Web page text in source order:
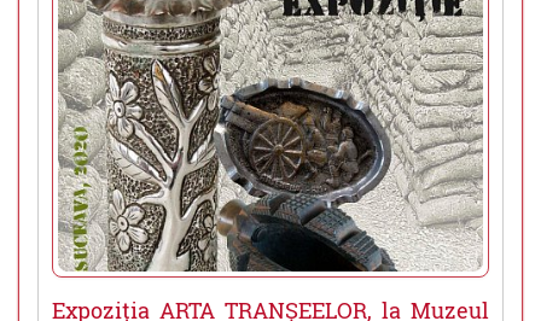
Expoziția ARTA TRANȘEELOR, la Muzeul